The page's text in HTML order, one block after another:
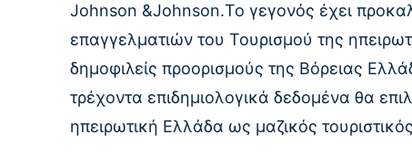
Johnson &Johnson.Το γεγονός έχει
επαγγελματιών του Τουρισμού της
δημοφιλείς προορισμούς της Βόρειας
τρέχοντα επιδημιολογικά δεδομένα θα
ηπειρωτική Ελλάδα ως μαζικός